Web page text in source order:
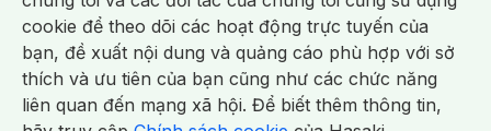
Da Nhạy Cảm / Kích Ứng
Da Xỉn Màu Thâm / Nám / Tàn Nhang
Quầng Thâm & Bọng Mắt /Sẹo /Viêm Da Cơ Địa
Dụng Cụ / Phụ Kiện Chăm Sóc Da
Bông Tẩy Trang
Khăn Lau Mặt Khô Dụng Cụ / Máy Rửa Mặt Máy Chăm Sóc Da
Dụng Cụ Chăm Sóc Khác
cookie để theo dõi các hoạt động trực tuyến của
bạn, đề xuất nội dung và quảng cáo phù hợp với sở
thích và ưu tiên của bạn cũng như các chức năng
liên quan đến mạng xã hội. Để biết thêm thông tin,